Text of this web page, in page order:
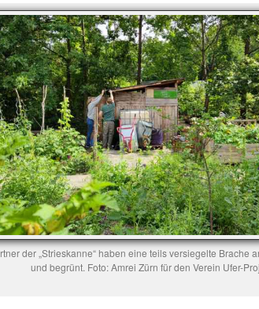
der „Strieskanne“ haben eine teils versiegelte Brache
und begrünt. Foto: Amrei Zürn für den Verein Ufer-